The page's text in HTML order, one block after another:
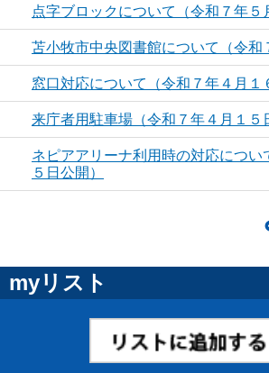
点字ブロックについて（令和７年５
苫小牧市中央図書館について（令和
窓口対応について（令和７年４月１
来庁者用駐車場（令和７年４月１５
ネピアアリーナ利用時の対応につい
５日公開）
myリスト